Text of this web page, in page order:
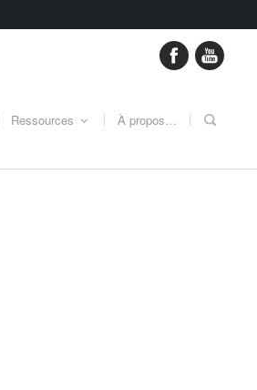
Ressources À propos…